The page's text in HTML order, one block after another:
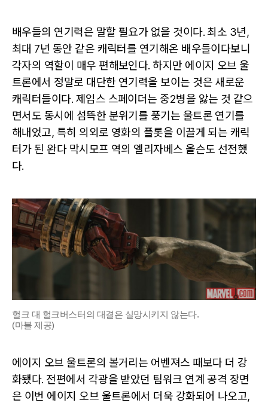
배우들의 연기력은 말할 필요가 없을 것이다. 최소 3년,
최대 7년 동안 같은 캐릭터를 연기해온 배우들이다보니
각자의 역할이 매우 편해보인다. 하지만 에이지 오브 울
트론에서 정말로 대단한 연기력을 보이는 것은 새로운
캐릭터들이다. 제임스 스페이더는 중2병을 앓는 것 같으
면서도 동시에 섬뜩한 분위기를 풍기는 울트론 연기를
해내었고, 특히 의외로 영화의 플롯을 이끌게 되는 캐릭
터가 된 완다 막시모프 역의 엘리자베스 올슨도 선전했
다.
헐크 대 헐크버스터의 대결은 실망시키지 않는다.
(마블 제공)
에이지 오브 울트론의 볼거리는 어벤져스 때보다 더 강
화됐다. 전편에서 각광을 받았던 팀워크 연계 공격 장면
은 이번 에이지 오브 울트론에서 더욱 강화되어 나오고,